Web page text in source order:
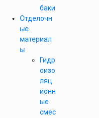
баки
Отделочн
ые
материал
ы
Гидр
оизо
ляц
ионн
ые
смес